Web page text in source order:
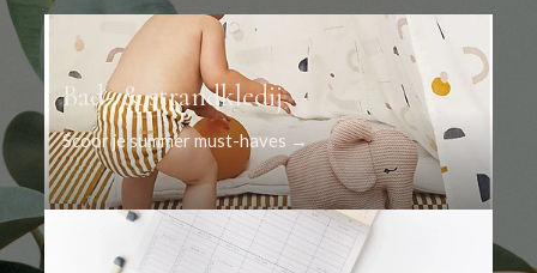
Bad- & strandkledij
Scoor je summer must-haves →